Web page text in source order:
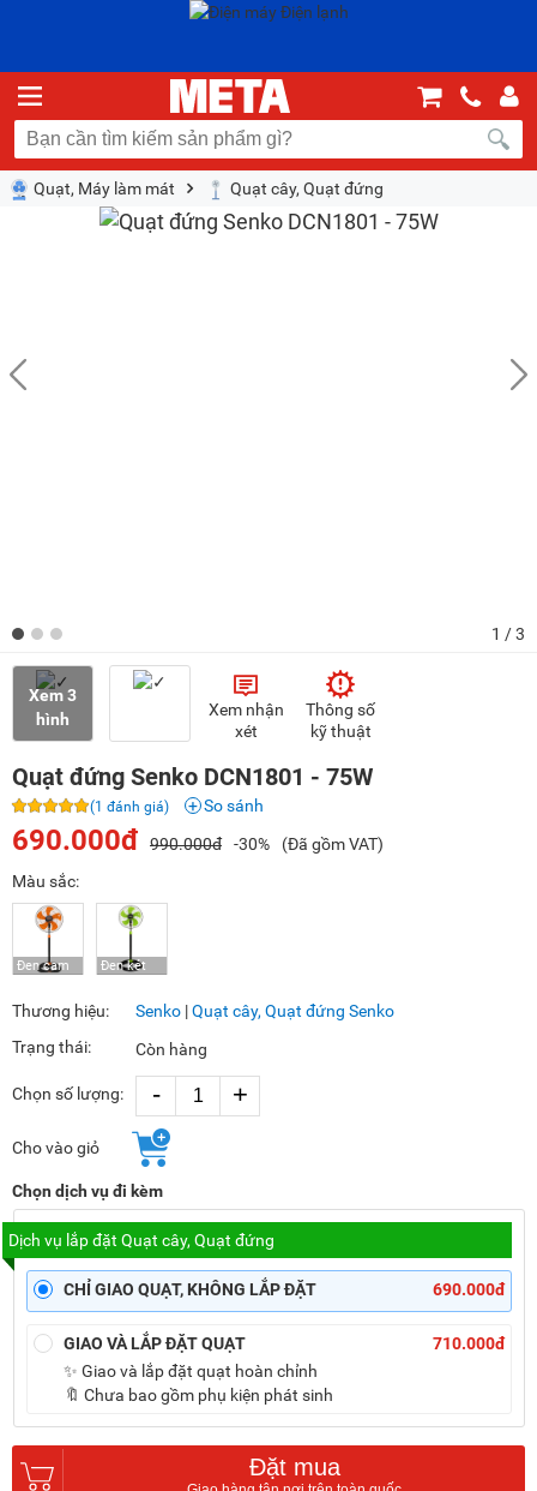
Quạt, Máy làm mát Quạt cây, Quạt đứng
1 / 3
Xem 3
hình
Xem nhận
xét
Thông số
kỹ thuật
Quạt đứng Senko DCN1801 - 75W
(1 đánh giá) So sánh
690.000đ 990.000đ -30%
(Đã gồm VAT)
Màu sắc:
Thương hiệu: Senko |Quạt cây, Quạt đứng Senko
Trạng thái:
Còn hàng
Chọn số lượng: - +
Cho vào giỏ
Chọn dịch vụ đi kèm
Dịch vụ lắp đặt Quạt cây, Quạt đứng
CHỈ GIAO QUẠT, KHÔNG LẮP ĐẶT 690.000đ
GIAO VÀ LẮP ĐẶT QUẠT
710.000đ
✨ Giao và lắp đặt quạt hoàn chỉnh
🔖 Chưa bao gồm phụ kiện phát sinh
Đặt mua